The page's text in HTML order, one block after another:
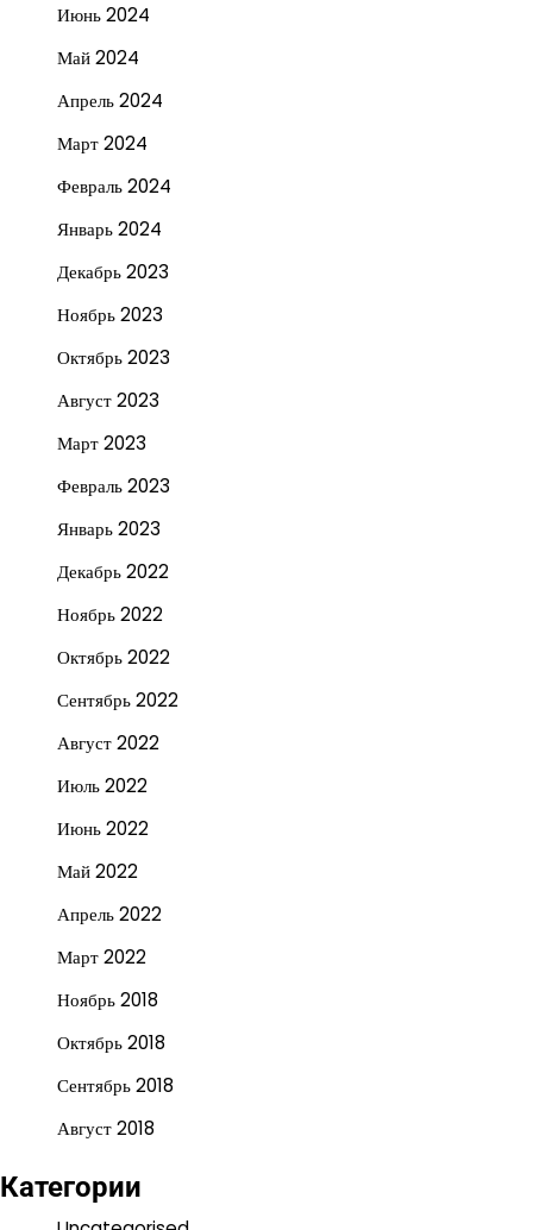
Июнь 2024
Май 2024
Апрель 2024
Март 2024
Февраль 2024
Январь 2024
Декабрь 2023
Ноябрь 2023
Октябрь 2023
Август 2023
Март 2023
Февраль 2023
Январь 2023
Декабрь 2022
Ноябрь 2022
Октябрь 2022
Сентябрь 2022
Август 2022
Июль 2022
Июнь 2022
Май 2022
Апрель 2022
Март 2022
Ноябрь 2018
Октябрь 2018
Сентябрь 2018
Август 2018
Категории